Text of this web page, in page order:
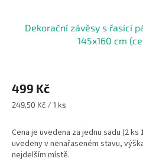
Dekorační závěsy s řasící
145x160 cm
499 Kč
Měrná
249,50 Kč / 1 ks
Cena je uvedena za jednu sadu (2 ks
uvedeny v nenařaseném stavu,
nejdelším místě.